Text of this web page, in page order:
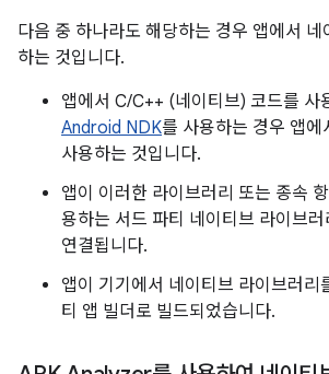
다음 중 하나라도 해당하는 경우 앱에서 네
하는 것입니다.
앱에서 C/C++ (네이티브) 코드를 사
Android NDK를 사용하는 경우 앱에
사용하는 것입니다.
앱이 이러한 라이브러리 또는 종속
용하는 서드 파티 네이티브 라이브
연결됩니다.
앱이 기기에서 네이티브 라이브러리
티 앱 빌더로 빌드되었습니다.